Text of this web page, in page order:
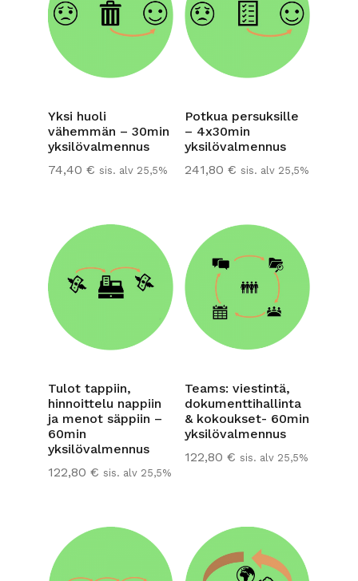
Yksi huoli
vähemmän – 30min
yksilövalmennus
74,40 € sis. alv 25,5%
Potkua persuksille
– 4x30min
yksilövalmennus
241,80 € sis. alv 25,5%
Tulot tappiin,
hinnoittelu nappiin
ja menot säppiin –
60min
yksilövalmennus
122,80 € sis. alv 25,5%
Teams: viestintä,
dokumenttihallinta
& kokoukset- 60min
yksilövalmennus
122,80 € sis. alv 25,5%